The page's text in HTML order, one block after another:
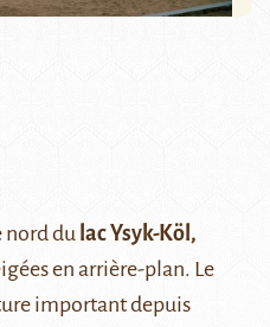
nord du lac Ysyk-Köl,
en arrière-plan. Le
important depuis